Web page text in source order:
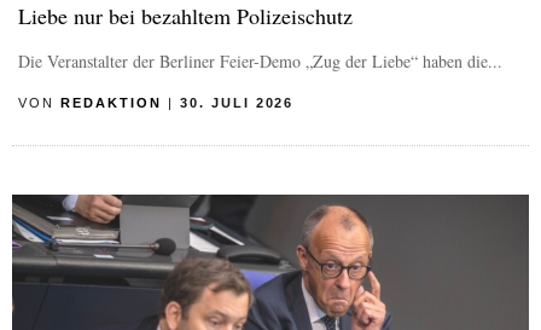
Liebe nur bei bezahltem Polizeischutz
Die Veranstalter der Berliner Feier-Demo „Zug der Liebe“ haben die...
VON REDAKTION | 30. JULI 2026